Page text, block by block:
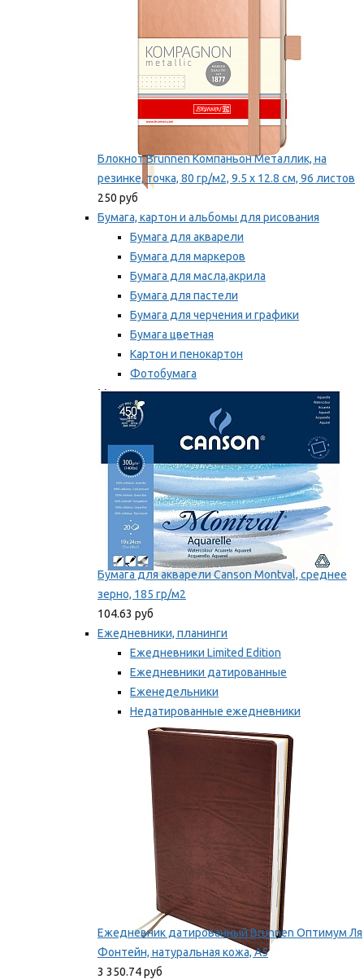
Блокнот Brunnen Компаньон Металлик, на
резинке, точка, 80 гр/м2, 9.5 х 12.8 см, 96 листов
250 руб
Бумага, картон и альбомы для рисования
Бумага для акварели
Бумага для маркеров
Бумага для масла,акрила
Бумага для пастели
Бумага для черчения и графики
Бумага цветная
Картон и пенокартон
Фотобумага
Мы рекомендуем
Бумага для акварели Canson Montval, среднее
зерно, 185 гр/м2
104.63 руб
Ежедневники, планинги
Ежедневники Limited Edition
Ежедневники датированные
Еженедельники
Недатированные ежедневники
Планинги
Мы рекомендуем
Ежедневник датированный Brunnen Оптимум Ля
Фонтейн, натуральная кожа, А5
3 350.74 руб